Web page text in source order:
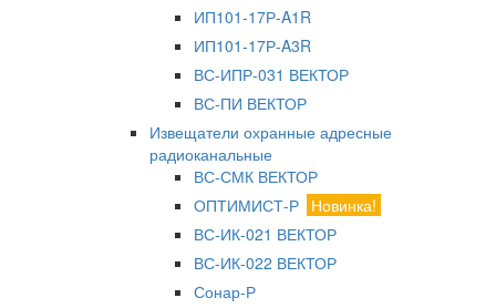
ИП101-17Р-A1R
ИП101-17Р-A3R
ВС-ИПР-031 ВЕКТОР
ВС-ПИ ВЕКТОР
Извещатели охранные адресные
радиоканальные
ВС-СМК ВЕКТОР
ОПТИМИСТ-Р Новинка!
ВС-ИК-021 ВЕКТОР
ВС-ИК-022 ВЕКТОР
Сонар-Р